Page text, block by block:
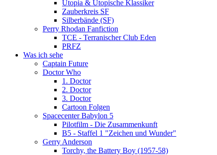
Utopia & Utopische Klassiker
Zauberkreis SF
Silberbände (SF)
Perry Rhodan Fanfiction
TCE - Terranischer Club Eden
PRFZ
Was ich sehe
Captain Future
Doctor Who
1. Doctor
2. Doctor
3. Doctor
Cartoon Folgen
Spacecenter Babylon 5
Pilotfilm - Die Zusammenkunft
B5 - Staffel 1 "Zeichen und Wunder"
Gerry Anderson
Torchy, the Battery Boy (1957-58)